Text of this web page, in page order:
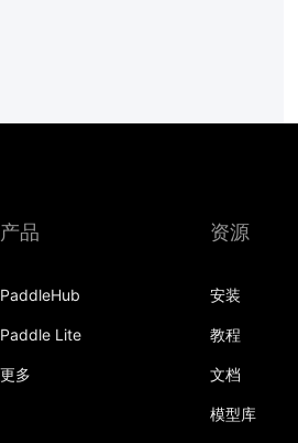
产品
PaddleHub
Paddle Lite
更多
资源
安装
教程
文档
模型库